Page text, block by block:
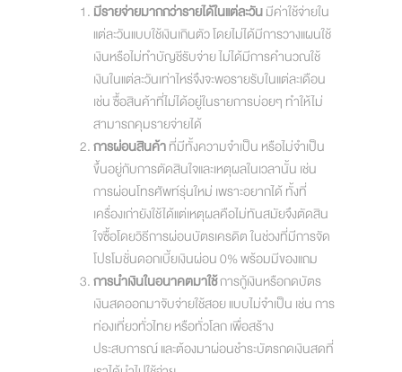
มีรายจ่ายมากกว่ารายได้ในแต่ละวันมีค่าใช้จ่ายใน
แต่ละวันแบบใช้เงินเกินตัว โดยไม่ได้มีการวางแผนใช้
เงินหรือไม่ทำบัญชีรับจ่าย ไม่ได้มีการคำนวณใช้
เงินในแต่ละวันเท่าไหร่จึงจะพอรายรับในแต่ละเดือน
เช่น ซื้อสินค้าที่ไม่ได้อยู่ในรายการบ่อยๆ ทำให้ไม่
สามารถคุมรายจ่ายได้
การผ่อนสินค้าที่มีทั้งความจำเป็น หรือไม่จำเป็น
ขึ้นอยู่กับการตัดสินใจและเหตุผลในเวลานั้น เช่น
การผ่อนโทรศัพท์รุ่นใหม่ เพราะอยากได้ ทั้งที่
เครื่องเก่ายังใช้ได้แต่เหตุผลคือไม่ทันสมัยจึงตัดสิน
ใจซื้อโดยวิธีการผ่อนบัตรเครดิต ในช่วงที่มีการจัด
โปรโมชั่นดอกเบี้ยเงินผ่อน 0% พร้อมมีของแถม
การนำเงินในอนาคตมาใช้การกู้เงินหรือกดบัตร
เงินสดออกมาจับจ่ายใช้สอย แบบไม่จำเป็น เช่น การ
ท่องเที่ยวทั่วไทย หรือทั่วโลก เพื่อสร้าง
ประสบการณ์ และต้องมาผ่อนชำระบัตรกดเงินสดที่